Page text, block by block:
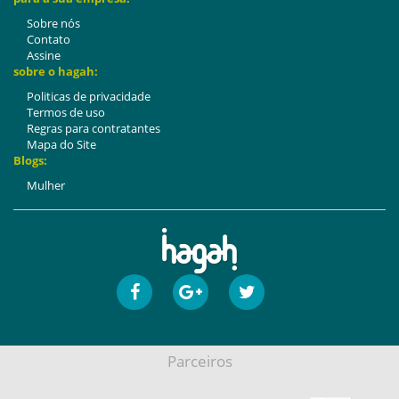
Sobre nós
Contato
Assine
sobre o hagah:
Politicas de privacidade
Termos de uso
Regras para contratantes
Mapa do Site
Blogs:
Mulher
Parceiros